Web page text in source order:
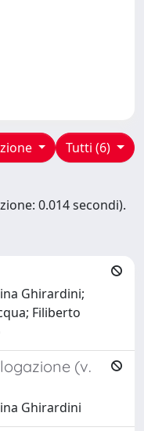
Tutti (6)
0.014 secondi).
Ghirardini;
Filiberto
(v.
Ghirardini